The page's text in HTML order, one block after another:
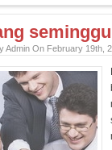
seminggu
Admin On February 19th,